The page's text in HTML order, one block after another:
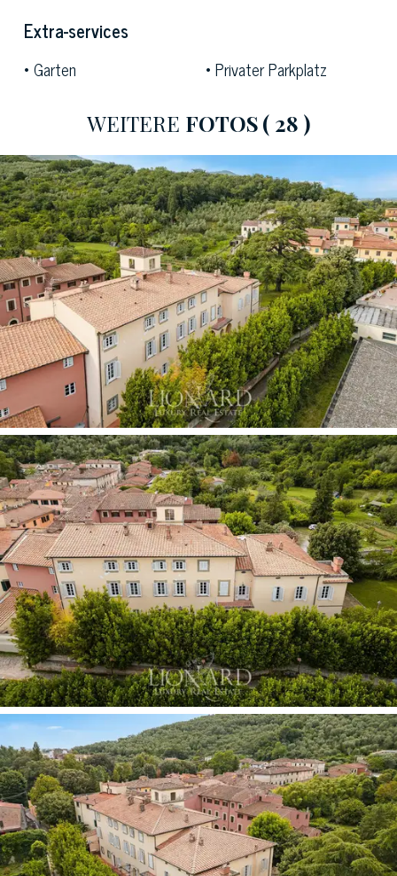
sie sich als herrschaftliche Residenz von
außergewöhnlichem Rang, geeignet für die Aufnahme
zahlreicher Gäste oder ideal kompatibel mit einem
Elite-Hospitality-Projekt im Herzen der Toskana.
Die Residenz wurde Ende desXVIII. Jahrhunderts
errichtet und von den Regenten jener Zeit bewohnt,
wobei sie ihren Status als Kulturgut unter historisch-
künstlerischem Schutz bis heute vollständig bewahrt
hat. Die Magnifizenz des Palazzo wird durch eine
umfassende und äußerst präzisekonservative
Restaurierungunterstrichen, die im Laufe der Jahre
von den heutigen Eigentümern durchgeführt wurde.
Dabei gelang es, modernste technische Innovationen
unter vollständiger Wahrung der ursprünglichen
Integrität zu integrieren. Die Arbeiten umfassten die
vollständige Erneuerung der Sanitär- und Elektroanlagen
sowie die philologische Restaurierung der traditionellen
Fenster und der voll funktionsfähigen Gussheizkörper.
Die interne Aufteilung der 57 Räume ist mit makelloser
architektonischer Rationalität orchestriert: Das
Erdgeschossist vollständig dem repräsentativen
Wohnen gewidmet und empfängt mit einer Abfolge von
Salons mit freskierten oder elegant kassettierte
Decken, ideal, um Gäste in einer Atmosphäre
kultivierter Eleganz zu empfangen. Die Küchen,
ausgestattet mit allen modernen Annehmlichkeiten,
werden durch historische gemauerte Kamine und
äußerst wertvolle Marmorbecken aus monolithischen
Blöcken bereichert. Dieoberen Ebenenbeherbergen
den exklusiven privaten Schlafbereich, in dem die 11
Schlafzimmer vollkommene Privatsphäre genießen und
von 9 Bädern mit Verkleidungen aus Marmor von
seltener Schönheit bedient werden.
Extra-services
Garten Privater Parkplatz
WEITERE FOTOS( 28 )